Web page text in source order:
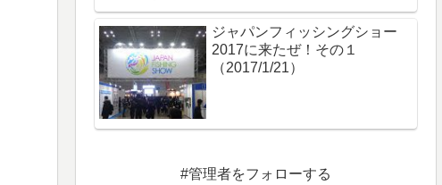
ジャパンフィッシングショー
2017に来たぜ！その１
（2017/1/21）
#管理者をフォローする